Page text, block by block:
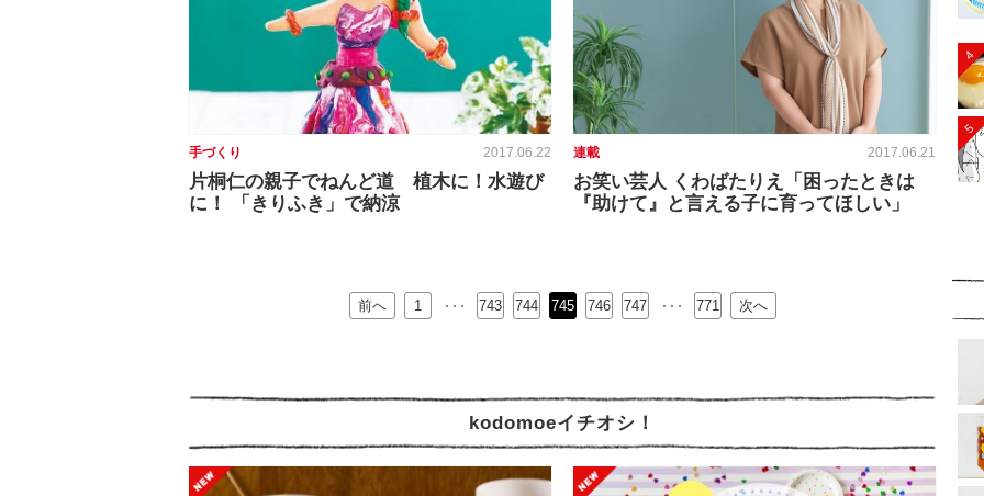
手づくり 2017.06.22
片桐仁の親子でねんど道 植木に！水遊び
に！ 「きりふき」で納涼
連載 2017.06.21
お笑い芸人 くわばたりえ「困ったときは
『助けて』と言える子に育ってほしい」
前へ 1 743 744 745 746 747
… 771 次へ
kodomoeイチオシ！
4
5